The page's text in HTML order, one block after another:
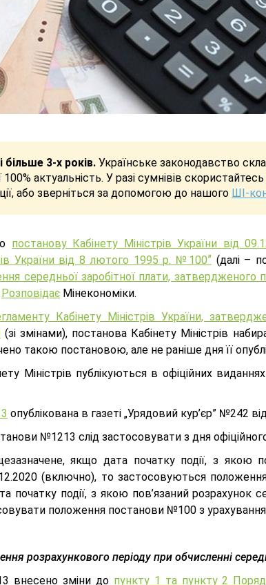
більше 3-х років. Українське законодавство
100% актуальність. У разі сумнівів скористайтесь
або зверніться за допомогою до нашого ШІ-
постанову Кабінету Міністрів України від
України від 8 лютого 1995 р. №100ˮ(далі –
середньої заробітної плати,
Розповідає Мінекономіки.
Кабінету Міністрів України,
(зі змінами), постанова Кабінету Міністрів
такою постановою, але не раніше дня її
Міністрів публікуються в офіційних
опублікована в газеті „Урядовий кур’єр” №242
№1213 слід застосовувати з дня
якщо дата початку події, з якою
(включно), то застосовуються
події, з якою пов’язаний розрахунок
положення постанови №100 з
розрахункового періоду при обчисленні
внесено зміни до пункту 1 та пункту 2